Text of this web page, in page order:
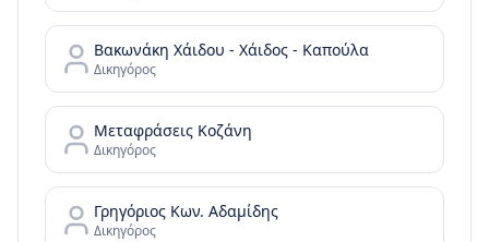
Βακωνάκη Χάιδου - Χάιδος - Καπούλα
Δικηγόρος
Μεταφράσεις Κοζάνη
Δικηγόρος
Γρηγόριος Κων. Αδαμίδης
Δικηγόρος